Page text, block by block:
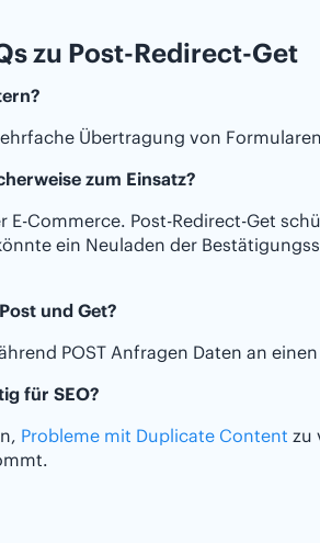
zu Post-Redirect-Get
Übertragung von
zum Einsatz?
Commerce. Post-Redirect-Get
ein Neuladen der
und Get?
POST Anfragen Daten an
für SEO?
Probleme mit Duplicate Content zu